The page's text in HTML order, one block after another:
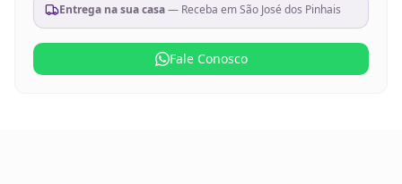
Entrega na sua casa— Receba emSão José dos Pinhais
Fale Conosco